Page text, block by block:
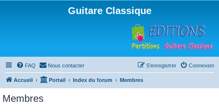
Guitare Classique
FAQ Nous contacter Connexion
S’enregistrer
Accueil Portail Index du forum Membres
Membres